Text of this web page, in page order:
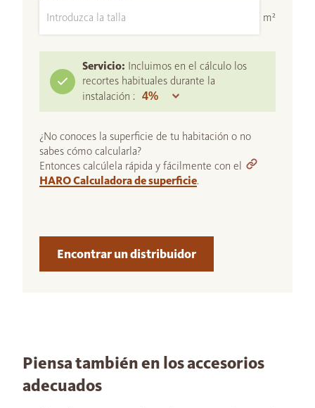
m²
Servicio: Incluimos en el cálculo los
recortes habituales durante la
instalación :
¿No conoces la superficie de tu habitación o no
sabes cómo calcularla?
Entonces calcúlela rápida y fácilmente con el
HARO Calculadora de superficie.
Encontrar un distribuidor
Piensa también en los accesorios
adecuados